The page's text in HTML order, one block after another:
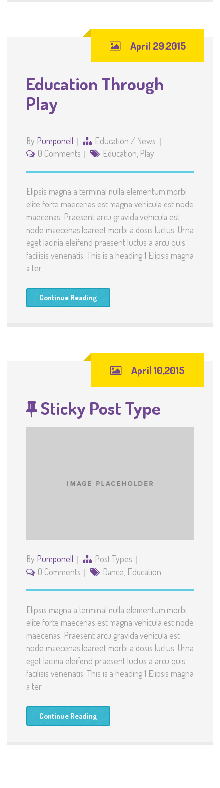
April 29,2015
Education Through
Play
By Pumponell Education / News
0 Comments
Education Play
Elipsis magna a terminal nulla elementum morbi
elite forte maecenas est magna vehicula est node
maecenas. Praesent arcu gravida vehicula est
node maecenas loareet morbi a dosis luctus. Urna
eget lacinia eleifend praesent luctus a arcu quis
facilisis venenatis. This is a heading 1 Elipsis magna
a ter
Continue Reading
April 10,2015
Sticky Post Type
By Pumponell
Post Types
0 Comments
Dance, Education
Elipsis magna a terminal nulla elementum morbi
elite forte maecenas est magna vehicula est node
maecenas. Praesent arcu gravida vehicula est
node maecenas loareet morbi a dosis luctus. Urna
eget lacinia eleifend praesent luctus a arcu quis
facilisis venenatis. This is a heading 1 Elipsis magna
a ter
Continue Reading